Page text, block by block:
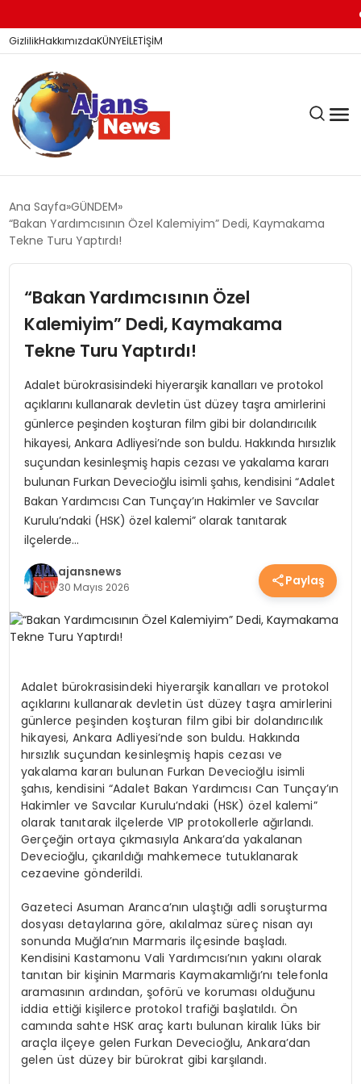
GizlilikHakkımızdaKÜNYEİLETİŞİM
KÖŞE YAZILARI
SİYASET
DÜNYA
YEREL HABERLER
EKONOMİ
EĞİTİM
GÜNDEM
SAĞLIK
SPOR
Ana Sayfa GÜNDEM
“Bakan Yardımcısının Özel Kalemiyim” Dedi, Kaymakama
Tekne Turu Yaptırdı!
“Bakan Yardımcısının Özel
Kalemiyim” Dedi, Kaymakama
Tekne Turu Yaptırdı!
Adalet bürokrasisindeki hiyerarşik kanalları ve protokol
açıklarını kullanarak devletin üst düzey taşra amirlerini
günlerce peşinden koşturan film gibi bir dolandırıcılık
hikayesi, Ankara Adliyesi’nde son buldu. Hakkında hırsızlık
suçundan kesinleşmiş hapis cezası ve yakalama kararı
bulunan Furkan Devecioğlu isimli şahıs, kendisini “Adalet
Bakan Yardımcısı Can Tunçay’ın Hakimler ve Savcılar
Kurulu’ndaki (HSK) özel kalemi” olarak tanıtarak
ilçelerde…
ajansnews
30 Mayıs 2026 Paylaş
Adalet bürokrasisindeki hiyerarşik kanalları ve protokol
açıklarını kullanarak devletin üst düzey taşra amirlerini
günlerce peşinden koşturan film gibi bir dolandırıcılık
hikayesi, Ankara Adliyesi’nde son buldu. Hakkında
hırsızlık suçundan kesinleşmiş hapis cezası ve
yakalama kararı bulunan Furkan Devecioğlu isimli
şahıs, kendisini “Adalet Bakan Yardımcısı Can Tunçay’ın
Hakimler ve Savcılar Kurulu’ndaki (HSK) özel kalemi”
olarak tanıtarak ilçelerde VIP protokollerle ağırlandı.
Gerçeğin ortaya çıkmasıyla Ankara’da yakalanan
Devecioğlu, çıkarıldığı mahkemece tutuklanarak
cezaevine gönderildi.
Gazeteci Asuman Aranca’nın ulaştığı adli soruşturma
dosyası detaylarına göre, akılalmaz süreç nisan ayı
sonunda Muğla’nın Marmaris ilçesinde başladı.
Kendisini Kastamonu Vali Yardımcısı’nın yakını olarak
tanıtan bir kişinin Marmaris Kaymakamlığı’nı telefonla
aramasının ardından, şoförü ve koruması olduğunu
iddia ettiği kişilerce protokol trafiği başlatıldı. Ön
camında sahte HSK araç kartı bulunan kiralık lüks bir
araçla ilçeye gelen Furkan Devecioğlu, Ankara’dan
gelen üst düzey bir bürokrat gibi karşılandı.